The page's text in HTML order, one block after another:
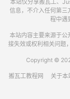
本站仅分享搬瓦工、
信息，不介入任何第三
程中遇
本站内容主要来源于公
接失效或权利相关问题
Copyright ©
搬瓦工教程网 关于本